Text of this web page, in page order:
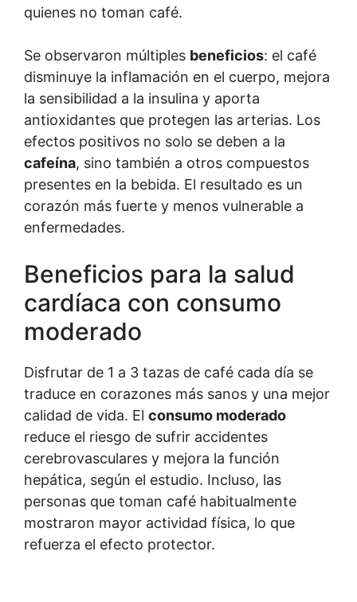
quienes no toman café.
Se observaron múltiples beneficios: el café
disminuye la inflamación en el cuerpo, mejora
la sensibilidad a la insulina y aporta
antioxidantes que protegen las arterias. Los
efectos positivos no solo se deben a la
cafeína, sino también a otros compuestos
presentes en la bebida. El resultado es un
corazón más fuerte y menos vulnerable a
enfermedades.
Beneficios para la salud
cardíaca con consumo
moderado
Disfrutar de 1 a 3 tazas de café cada día se
traduce en corazones más sanos y una mejor
calidad de vida. El consumo moderado
reduce el riesgo de sufrir accidentes
cerebrovasculares y mejora la función
hepática, según el estudio. Incluso, las
personas que toman café habitualmente
mostraron mayor actividad física, lo que
refuerza el efecto protector.